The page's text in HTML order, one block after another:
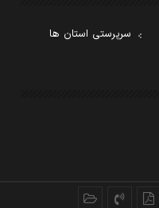
سرپرستی استان ها